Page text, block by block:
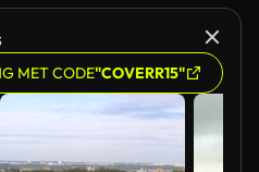
MET CODE"COVERR15"